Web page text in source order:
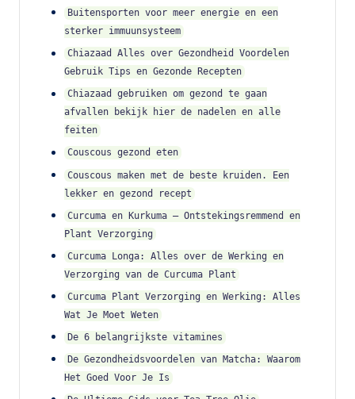
Buitensporten voor meer energie en een
sterker immuunsysteem
Chiazaad Alles over Gezondheid Voordelen
Gebruik Tips en Gezonde Recepten
Chiazaad gebruiken om gezond te gaan
afvallen bekijk hier de nadelen en alle
feiten
Couscous gezond eten
Couscous maken met de beste kruiden. Een
lekker en gezond recept
Curcuma en Kurkuma – Ontstekingsremmend en
Plant Verzorging
Curcuma Longa: Alles over de Werking en
Verzorging van de Curcuma Plant
Curcuma Plant Verzorging en Werking: Alles
Wat Je Moet Weten
De 6 belangrijkste vitamines
De Gezondheidsvoordelen van Matcha: Waarom
Het Goed Voor Je Is